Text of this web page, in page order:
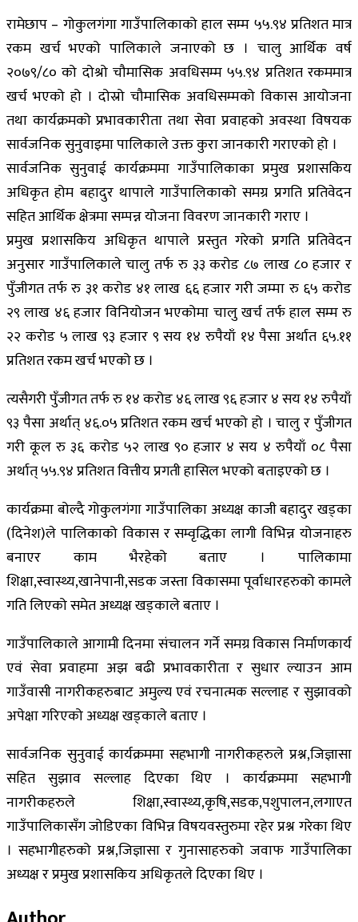
रामेछाप – गोकुलगंगा गाउँपालिकाको हाल सम्म ५५.९४ प्रतिशत मात्र
रकम खर्च भएको पालिकाले जनाएको छ । चालु आर्थिक वर्ष
२०७९/८० को दोश्रो चौमासिक अवधिसम्म ५५.९४ प्रतिशत रकममात्र
खर्च भएको हो । दोस्रो चौमासिक अवधिसम्मको विकास आयोजना
तथा कार्यक्रमको प्रभावकारीता तथा सेवा प्रवाहको अवस्था विषयक
सार्वजनिक सुनुवाइमा पालिकाले उक्त कुरा जानकारी गराएको हो ।
सार्वजनिक सुनुवाई कार्यक्रममा गाउँपालिकाका प्रमुख प्रशासकिय
अधिकृत होम बहादुर थापाले गाउँपालिकाको समग्र प्रगति प्रतिवेदन
सहित आर्थिक क्षेत्रमा सम्पन्न योजना विवरण जानकारी गराए ।
प्रमुख प्रशासकिय अधिकृत थापाले प्रस्तुत गरेको प्रगति प्रतिवेदन
अनुसार गाउँपालिकाले चालु तर्फ रु ३३ करोड ८७ लाख ८० हजार र
पुँजीगत तर्फ रु ३१ करोड ४१ लाख ६६ हजार गरी जम्मा रु ६५ करोड
२९ लाख ४६ हजार विनियोजन भएकोमा चालु खर्च तर्फ हाल सम्म रु
२२ करोड ५ लाख ९३ हजार ९ सय १४ रुपैयाँ १४ पैसा अर्थात ६५.११
प्रतिशत रकम खर्च भएको छ ।
त्यसैगरी पुँजीगत तर्फ रु १४ करोड ४६ लाख ९६ हजार ४ सय १४ रुपैयाँ
९३ पैसा अर्थात् ४६.०५ प्रतिशत रकम खर्च भएको हो । चालु र पुँजीगत
गरी कूल रु ३६ करोड ५२ लाख ९० हजार ४ सय ४ रुपैयाँ ०८ पैसा
अर्थात् ५५.९४ प्रतिशत वित्तीय प्रगती हासिल भएको बताइएको छ ।
कार्यक्रमा बोल्दै गोकुलगंगा गाउँपालिका अध्यक्ष काजी बहादुर खड्का
(दिनेश)ले पालिकाको विकास र सम्वृद्धिका लागी विभिन्न योजनाहरु
बनाएर काम भैरहेको बताए । पालिकामा
शिक्षा,स्वास्थ्य,खानेपानी,सडक जस्ता विकासमा पूर्वाधारहरुको कामले
गति लिएको समेत अध्यक्ष खड्काले बताए ।
गाउँपालिकाले आगामी दिनमा संचालन गर्ने समग्र विकास निर्माणकार्य
एवं सेवा प्रवाहमा अझ बढी प्रभावकारीता र सुधार ल्याउन आम
गाउँवासी नागरीकहरुबाट अमुल्य एवं रचनात्मक सल्लाह र सुझावको
अपेक्षा गरिएको अध्यक्ष खड्काले बताए ।
सार्वजनिक सुनुवाई कार्यक्रममा सहभागी नागरीकहरुले प्रश्न,जिज्ञासा
सहित सुझाव सल्लाह दिएका थिए । कार्यक्रममा सहभागी
नागरीकहरुले शिक्षा,स्वास्थ्य,कृषि,सडक,पशुपालन,लगाएत
गाउँपालिकासँग जोडिएका विभिन्न विषयवस्तुरुमा रहेर प्रश्न गरेका थिए
। सहभागीहरुको प्रश्न,जिज्ञासा र गुनासाहरुको जवाफ गाउँपालिका
अध्यक्ष र प्रमुख प्रशासकिय अधिकृतले दिएका थिए ।